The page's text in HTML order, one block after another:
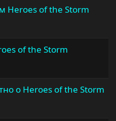
Heroes of the Storm
of the Storm
о Heroes of the Storm